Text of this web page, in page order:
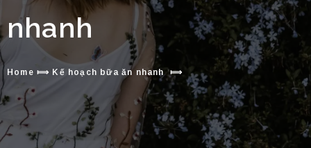
nhanh
Home ⟾ Kế hoạch bữa ăn nhanh ⟾